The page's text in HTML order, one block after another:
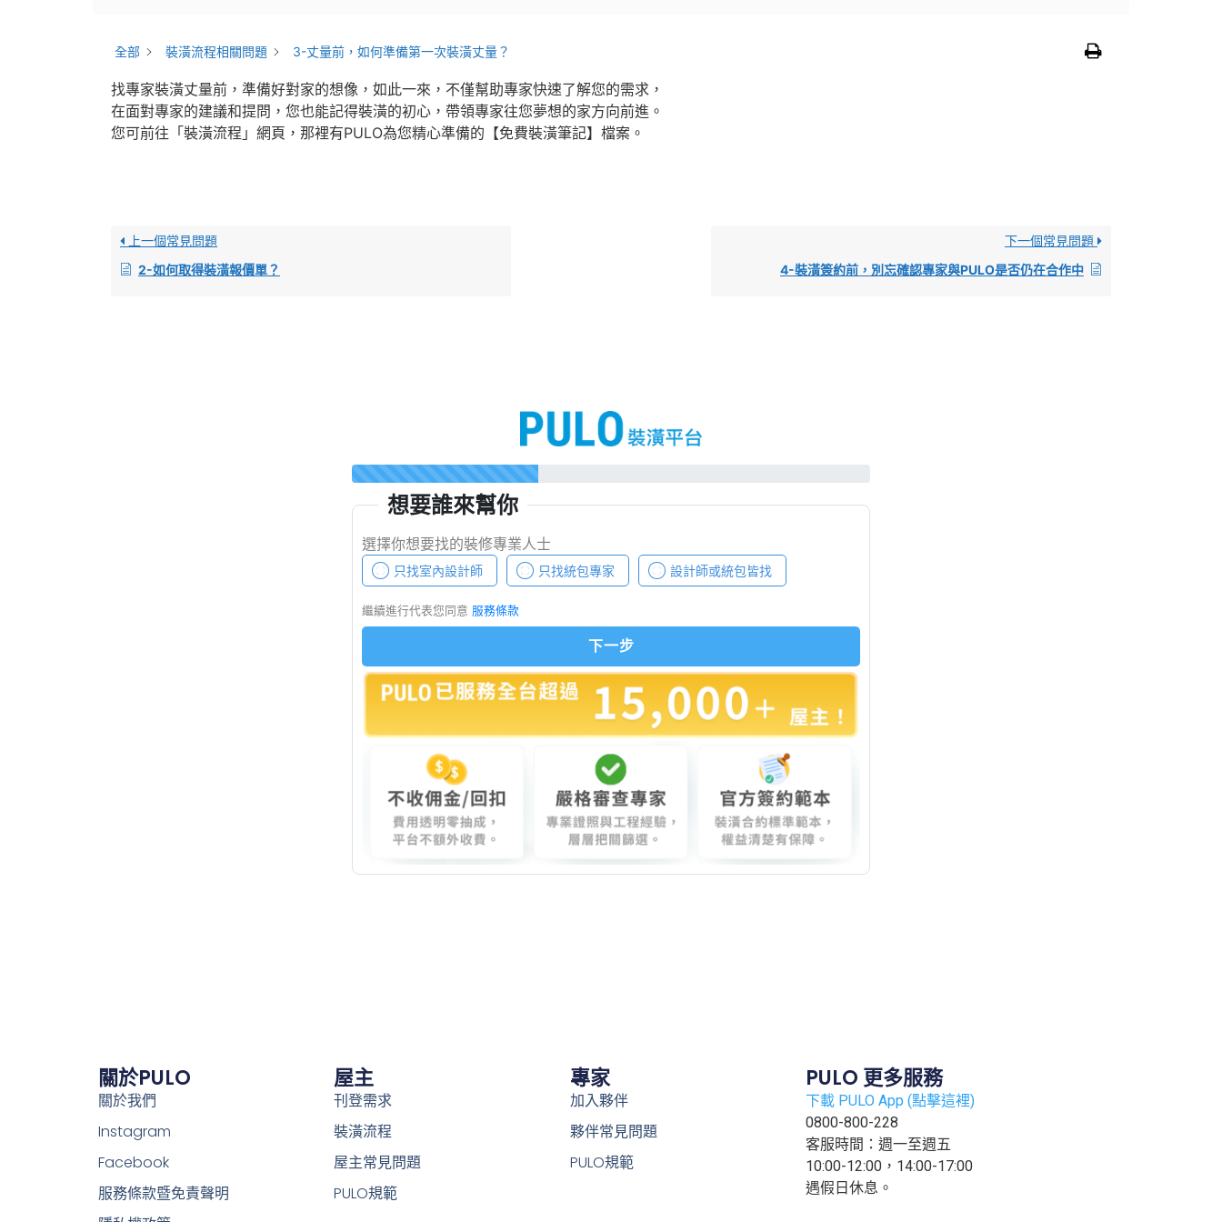
全部 裝潢流程相關問題 3-丈量前，如何準備第一次裝潢丈量？
找專家裝潢丈量前，準備好對家的想像，如此一來，不僅幫助專家快速了解您的需求，
在面對專家的建議和提問，您也能記得裝潢的初心，帶領專家往您夢想的家方向前進。
您可前往「裝潢流程」網頁，那裡有PULO為您精心準備的【免費裝潢筆記】檔案。
上一個常見問題
2-如何取得裝潢報價單？
下一個常見問題
4-裝潢簽約前，別忘確認專家與PULO是否仍在合作中
關於PULO
關於我們
Instagram
Facebook
服務條款暨免責聲明
屋主
刊登需求
裝潢流程
屋主常見問題
PULO規範
專家
加入夥伴
夥伴常見問題
PULO規範
PULO 更多服務
下載 PULO App (點擊這裡)
0800-800-228
客服時間：週一至週五
10:00-12:00，14:00-17:00
遇假日休息。